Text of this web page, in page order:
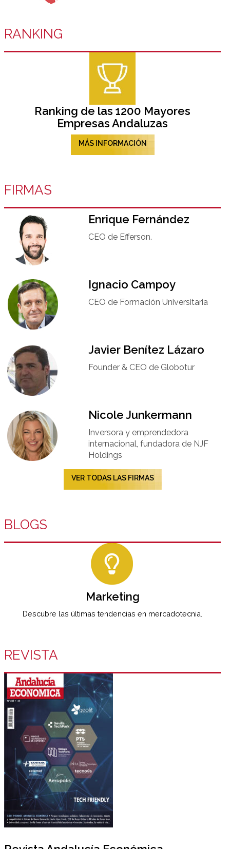
RANKING
Ranking de las 1200 Mayores
Empresas Andaluzas
MÁS INFORMACIÓN
FIRMAS
Enrique Fernández
CEO de Efferson.
Ignacio Campoy​
CEO de Formación Universitaria​
Javier Benítez Lázaro
Founder & CEO de Globotur​
Nicole Junkermann​
Inversora y emprendedora
internacional, fundadora de NJF
Holdings
VER TODAS LAS FIRMAS
BLOGS
Marketing
Descubre las últimas tendencias en mercadotecnia.
REVISTA